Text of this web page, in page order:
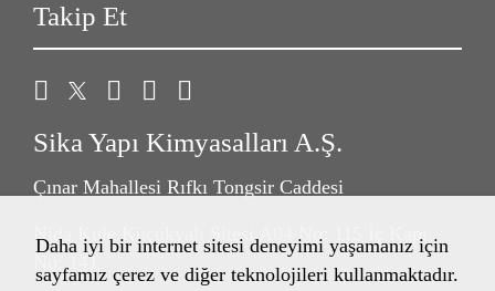
Takip Et
Sika Yapı Kimyasalları A.Ş.
Çınar Mahallesi Rıfkı Tongsir Caddesi
Nida Kule Küçükyalı Sitesi A04 No: 115 İç Kapı
No: 141
Daha iyi bir internet sitesi deneyimi yaşamanız için
sayfamız çerez ve diğer teknolojileri kullanmaktadır.